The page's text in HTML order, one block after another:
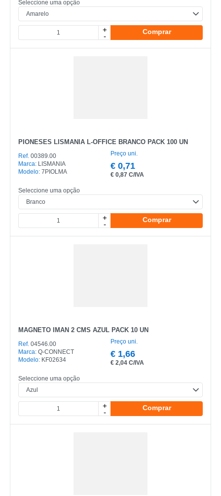
Seleccione uma opção
+
-
Comprar
PIONESES LISMANIA L-OFFICE BRANCO PACK 100 UN
Ref. 00389.00
Marca: LISMANIA
Modelo: 7PIOLMA
Preço uni.
€ 0,71
€ 0,87 C/IVA
Seleccione uma opção
+
-
Comprar
MAGNETO IMAN 2 CMS AZUL PACK 10 UN
Ref. 04546.00
Marca: Q-CONNECT
Modelo: KF02634
Preço uni.
€ 1,66
€ 2,04 C/IVA
Seleccione uma opção
+
-
Comprar
MARCA
MODELO